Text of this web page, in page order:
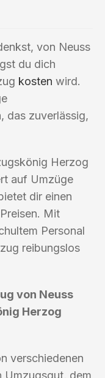
von Neuss
du dich
kosten wird.
das zuverlässig,
Herzog
auf Umzüge
dir einen
Mit
Personal
reibungslos
von Neuss
Herzog
verschiedenen
Umzugsgut, dem